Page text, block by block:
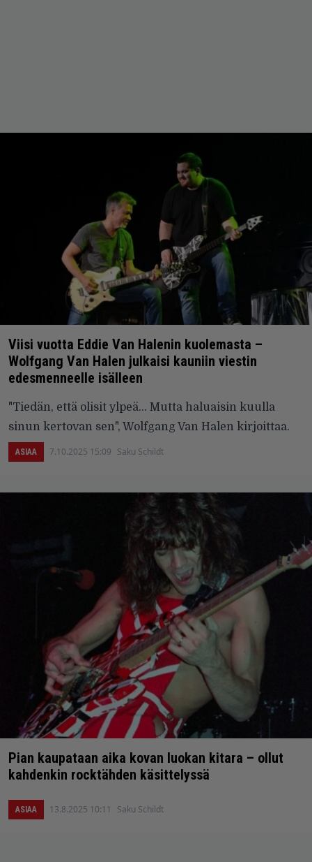
Viisi vuotta Eddie Van Halenin kuolemasta –
Wolfgang Van Halen julkaisi kauniin viestin
edesmenneelle isälleen
"Tiedän, että olisit ylpeä... Mutta haluaisin kuulla
sinun kertovan sen", Wolfgang Van Halen kirjoittaa.
ASIAA 7.10.2025 15:09 Saku Schildt
Pian kaupataan aika kovan luokan kitara – ollut
kahdenkin rocktähden käsittelyssä
ASIAA 13.8.2025 10:11 Saku Schildt